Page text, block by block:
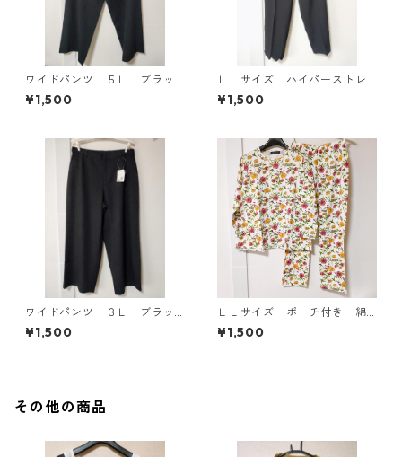
ワイドパンツ ５Ｌ ブラッ
ク KAE-4725
¥1,500
ＬＬサイズ ハイパーストレ
ッチ センタープレスパン
ツ ブラック KAE-4704
¥1,500
ワイドパンツ ３Ｌ ブラッ
ク KAE-4697
¥1,500
ＬＬサイズ ポーチ付き 綿
１００％ 花柄 トラベルパ
ジャマ ホワイト KAE-4578
¥1,500
その他の商品